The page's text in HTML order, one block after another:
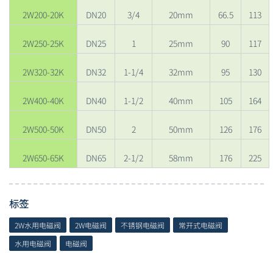
2W200-20K DN20 3/4 20mm 66.5 113
2W250-25K DN25 1 25mm 90 117
2W320-32K DN32 1-1/4 32mm 95 130
2W400-40K DN40 1-1/2 40mm 105 164
2W500-50K DN50 2 50mm 126 176
2W650-65K DN65 2-1/2 58mm 176 225
标签
2W水用电磁阀 2W电磁阀 不锈钢电磁阀
常开式电磁阀
水用电磁阀
电磁阀